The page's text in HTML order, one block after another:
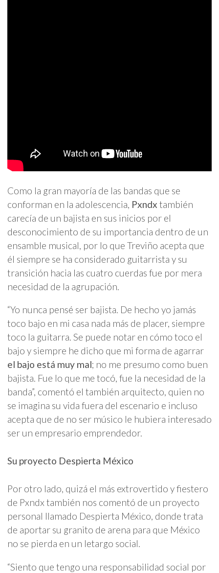
Como la gran mayoría de las bandas que se
conforman en la adolescencia, Pxndx también
carecía de un bajista en sus inicios por el
desconocimiento de su importancia dentro de un
ensamble musical, por lo que Treviño acepta que
él siempre se ha considerado guitarrista y su
transición hacia las cuatro cuerdas fue por mera
necesidad de la agrupación.
“Yo nunca pensé ser bajista. De hecho yo jamás
toco bajo en mi casa nada más de placer, siempre
toco la guitarra. Se puede notar en cómo toco el
bajo y siempre he dicho que mi forma de agarrar
el bajo está muy mal; no me presumo como buen
bajista. Fue lo que me tocó, fue la necesidad de la
banda”, comentó el también arquitecto, quien no
se imagina su vida fuera del escenario e incluso
acepta que de no ser músico le hubiera interesado
ser un empresario emprendedor.
Su proyecto Despierta México
Por otro lado, quizá el más extrovertido y fiestero
de Pxndx también nos comentó de un proyecto
personal llamado Despierta México, donde trata
de aportar su granito de arena para que México
no se pierda en un letargo social.
“Siento que tengo una responsabilidad social por